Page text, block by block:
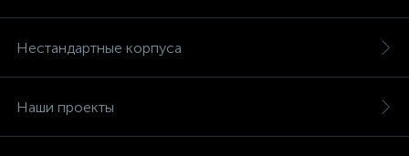
Нестандартные корпуса
Наши проекты